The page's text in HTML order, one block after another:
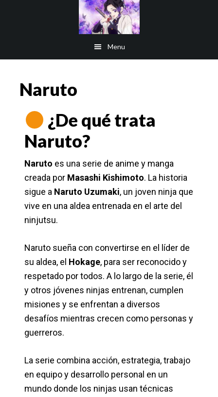
Menu
Naruto
¿De qué trata
Naruto?
Naruto es una serie de anime y manga
creada por Masashi Kishimoto. La historia
sigue a Naruto Uzumaki, un joven ninja que
vive en una aldea entrenada en el arte del
ninjutsu.
Naruto sueña con convertirse en el líder de
su aldea, el Hokage, para ser reconocido y
respetado por todos. A lo largo de la serie, él
y otros jóvenes ninjas entrenan, cumplen
misiones y se enfrentan a diversos
desafíos mientras crecen como personas y
guerreros.
La serie combina acción, estrategia, trabajo
en equipo y desarrollo personal en un
mundo donde los ninjas usan técnicas